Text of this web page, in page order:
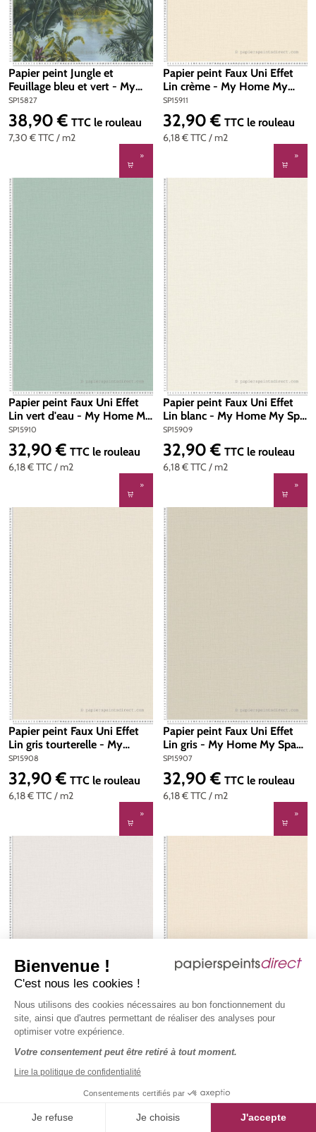
Bienvenue !
C'est nous les cookies !
Nous utilisons des cookies nécessaires au bon fonctionnement du
site, ainsi que d'autres permettant de réaliser des analyses pour
optimiser votre expérience.
Votre consentement peut être retiré à tout moment.
Lire la politique de confidentialité
Consentements certifiés par
Je refuse Je choisis J'accepte
Papier peint Jungle et
Feuillage bleu et vert - My
Home My Spa d'A.S. Création
| Réf. SP15827
SP15827
7,30 €TTC / m2
Prix régulier :
38,90 € TTC le rouleau
Papier peint Faux Uni Effet
Lin crème - My Home My
Spa d'A.S. Création | Réf.
SP15911
SP15911
6,18 €TTC / m2
Prix régulier :
32,90 € TTC le rouleau
Papier peint Faux Uni Effet
Lin vert d'eau - My Home My
Spa d'A.S. Création | Réf.
SP15910
SP15910
6,18 €TTC / m2
Prix régulier :
32,90 € TTC le rouleau
Papier peint Faux Uni Effet
Lin blanc - My Home My Spa
d'A.S. Création | Réf.
SP15909
SP15909
6,18 €TTC / m2
Prix régulier :
32,90 € TTC le rouleau
Papier peint Faux Uni Effet
Lin gris tourterelle - My
Home My Spa d'A.S. Création
| Réf. SP15908
SP15908
6,18 €TTC / m2
Prix régulier :
32,90 € TTC le rouleau
Papier peint Faux Uni Effet
Lin gris - My Home My Spa
d'A.S. Création | Réf.
SP15907
SP15907
6,18 €TTC / m2
Prix régulier :
32,90 € TTC le rouleau
Papier peint Faux Uni Effet
Lin gris perle - My Home My
Spa d'A.S. Création | Réf.
d'A.S. Création | Réf.
SP15904
SP15904
32,90 €